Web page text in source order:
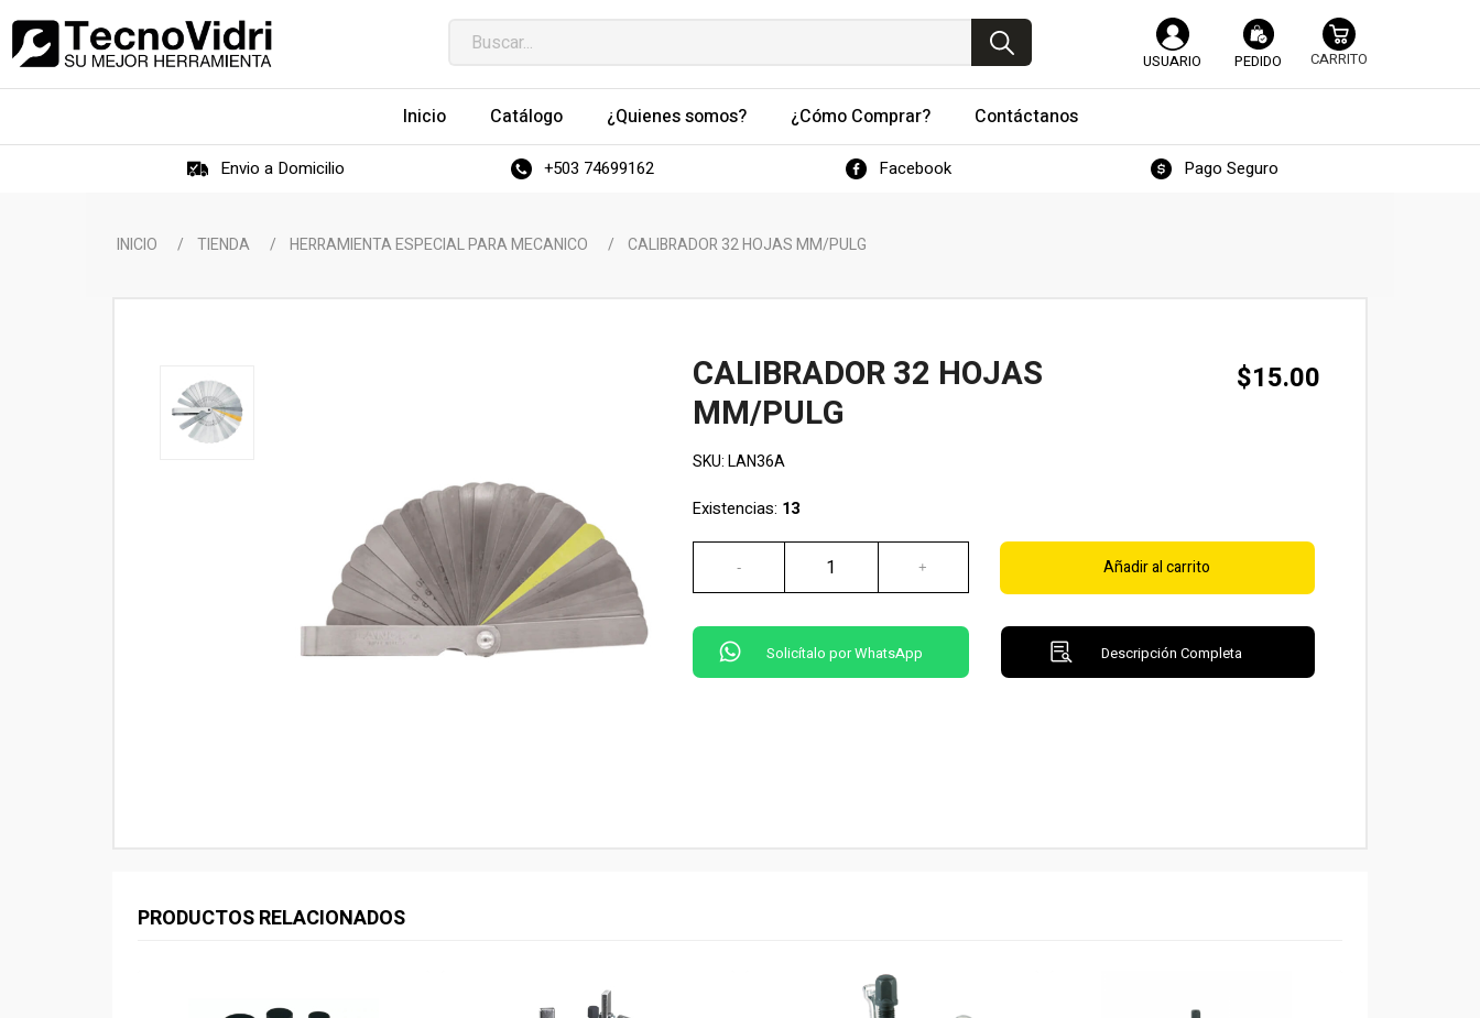
USUARIO PEDIDO
Inicio Catálogo ¿Quienes somos? ¿Cómo Comprar? Contáctanos
Envio a Domicilio +503 74699162 Facebook Pago Seguro
INICIO / TIENDA / HERRAMIENTA ESPECIAL PARA MECANICO / CALIBRADOR 32 HOJAS MM/PULG
CALIBRADOR 32 HOJAS
MM/PULG
$15.00
SKU:LAN36A
Existencias: 13
Añadir al carrito
Solicítalo por WhatsApp Descripción Completa
PRODUCTOS RELACIONADOS